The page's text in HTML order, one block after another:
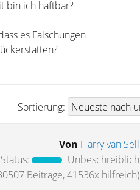
bin ich haftbar?
es Fälschungen
Sortierung:
Von Harry van Sell
Status:
Unbeschreiblich
Beiträge, 41536x hilfreich)